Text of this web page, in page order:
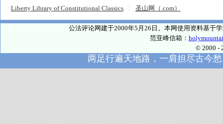
Liberty Library of Constitutional Classics
圣山网（.com）
公法评论网建于2000年5月26日。本网使用资料基于
范亚峰信箱：
© 2000 -
两足行遍天地路，一肩担尽古今